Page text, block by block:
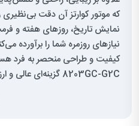
که موتور کوارتز آن دقت
نیازهای روزمره شما را برآورده
8203GC-G2C گزینه‌ای عالی و ارزشمند برای شماست.